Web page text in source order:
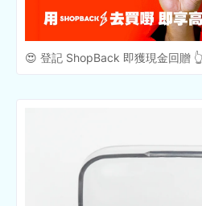
😍 登記 ShopBack 即獲現金回贈 👆